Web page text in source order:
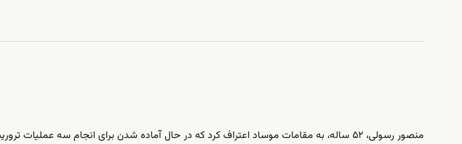
منصور رسولی، ۵۲ ساله، به مقامات موساد اعتراف کرد که در حال آماده شدن برای انجام سه عملیات